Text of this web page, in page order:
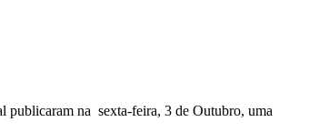
publicaram na sexta-feira, 3 de Outubro, uma